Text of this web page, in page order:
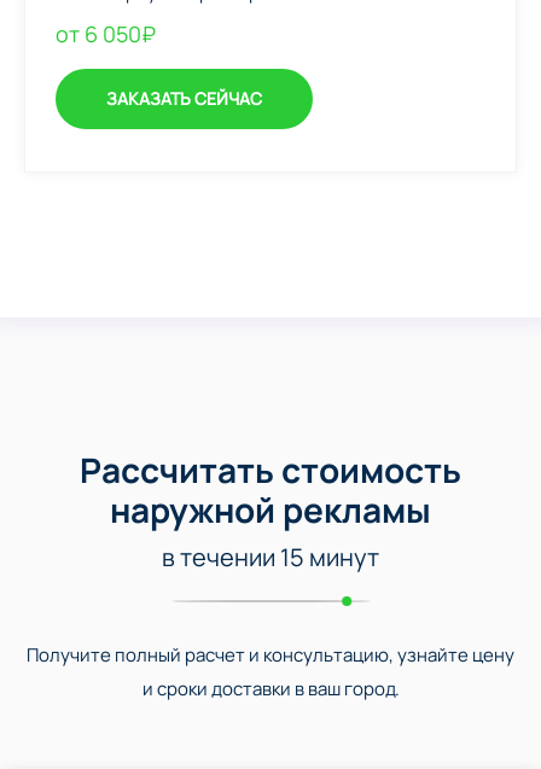
от 6 050₽
ЗАКАЗАТЬ СЕЙЧАС
Рассчитать стоимость
наружной рекламы
в течении 15 минут
Получите полный расчет и консультацию, узнайте цену
и сроки доставки в ваш город.